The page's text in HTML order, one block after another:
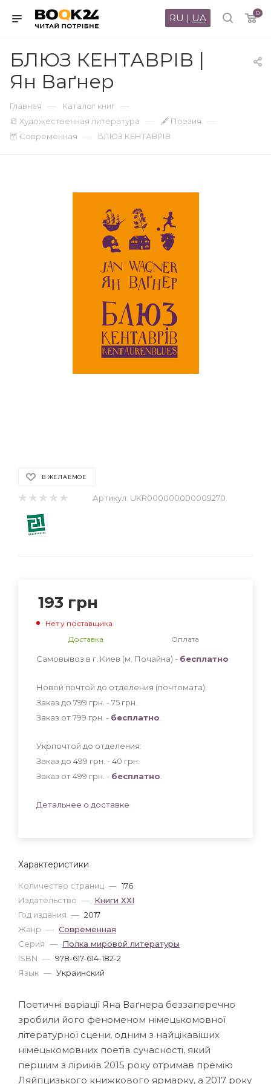
0
RU | UA
БЛЮЗ КЕНТАВРІВ |
Ян Ваґнер
Главная — Каталог книг —
📒 Художественная литература — 🖋 Поэзия —
🦉 Современная — БЛЮЗ КЕНТАВРІВ
В ЖЕЛАЕМОЕ
Артикул: UKR000000000009270
Характеристики
Количество страниц — 176
Издательство — Книги ХХІ
Год издания — 2017
Жанр — Современная
Серия — Полка мировой литературы
ISBN — 978-617-614-182-2
Язык — Украинский
193 грн
Нет у поставщика
Доставка
Оплата
Самовывоз в г. Киев (м. Почайна) - бесплатно
Новой почтой до отделения (почтомата):
Заказ до 799 грн. - 75 грн
Заказ от 799 грн. - бесплатно
Укрпочтой до отделения:
Заказ до 499 грн. - 40 грн
Заказ от 499 грн. - бесплатно
Детальнее о доставке
Поетичні варіації Яна Ваґнера беззаперечно
зробили його феноменом німецькомовної
літературної сцени, одним з найцікавіших
німецькомовних поетів сучасності, який
першим з ліриків 2015 року отримав премію
Ляйпцизького книжкового ярмарку, а 2017 року